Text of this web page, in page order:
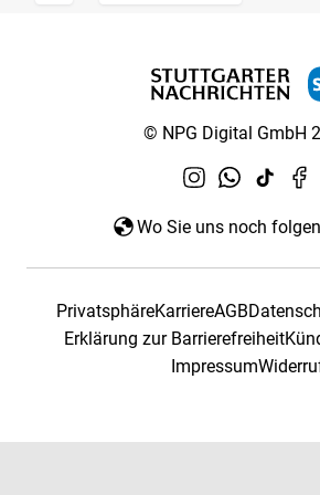
© NPG Digital GmbH
Wo Sie uns noch
PrivatsphäreKarriereAGB
Erklärung zur Barrierefreiheit
Impressum